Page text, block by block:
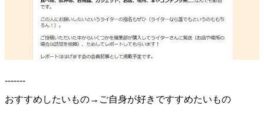
-------
おすすめしたいもの→ご自身が好きですすめたいもの